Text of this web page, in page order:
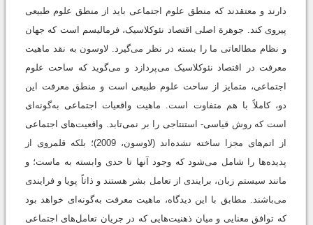
دارند و معتقدند که منطق علوم اجتماعی باید از منطق علوم طبیعی
پیروی کند. جوهرة اصلی اقتصاد نئوکلاسیک، فرمالیسم است که جهان
و نظام مطالعاتی ما را بسته در نظر می‌گیرد. لاوسون به نقد ماهیت
معرفت در اقتصاد نئوکلاسیک می‌پردازد و می‌گوید که ساحت علوم
اجتماعی، متمایز از ساحت علوم طبیعی است و منطق معرفت این
دو، کاملاً با هم متفاوت است. ماهیت واقعیات اجتماعی به‌گونه‌ای
است که روش قیاسی- استنتاجی را بر نمی‌تابد. واقعیت‌های اجتماعی
از اتم‌های مجزا ساخته نشده‌اند (لاوسون، 2009)؛ بلکه قلمروی از
پدیده‌ها را شامل می‌شود که وجود آنها تا حدی وابسته به ماست؛ و
مانند سیستم زبان، برایندی از تعامل بشر هستند و ذاتاً پویا و فرایندی
می‌باشند. مطابق با این دیدگاه، ماهیت معرفت به‌گونه‌ای خواهد بود
که توافق معنایی و میان ذهنیت‌هایی که در جریان تعامل‌های اجتماعی